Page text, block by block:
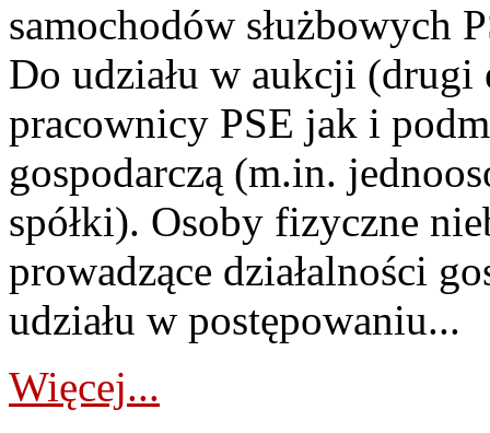
samochodów służbowych
Do udziału w aukcji (drugi
pracownicy PSE jak i
gospodarczą (m.in.
spółki). Osoby fizyczne
prowadzące działalności
udziału w postępowaniu...
Więcej...